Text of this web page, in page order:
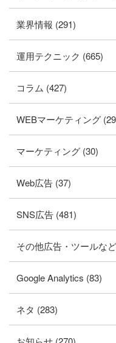
業界情報 (291)
運用テクニック (665)
コラム (427)
WEBマーケティング
マーケティング (30)
Web広告 (37)
SNS広告 (481)
その他広告・ツールな
Google Analytics (83)
ネタ (283)